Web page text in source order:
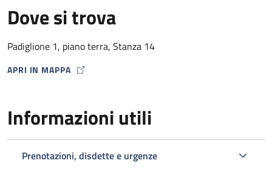
Dove si trova
Padiglione 1, piano terra, Stanza 14
APRI IN MAPPA
MAP ICON
Informazioni utili
Prenotazioni, disdette e urgenze